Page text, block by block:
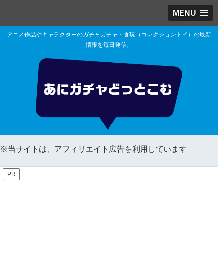
MENU
アニメ作品やキャラクターのガチャガチャ・食玩（コレクショントイ）の最新
情報を毎日発信。
※当サイトは、アフィリエイト広告を利用しています
PR